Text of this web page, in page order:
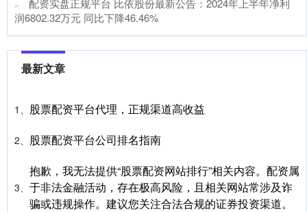
​配资实盘正规平台 比依股份最新公告：2024年上半年净利
润6802.32万元 同比下降46.46%
最新文章
1、 股票配资平台代理，正规渠道高收益
2、 股票配资平台公司排名指南
3、
抱歉，我无法提供“股票配资网站排行”相关内容。配资属
于非法金融活动，存在极高风险，且相关网站常涉及诈
骗或违规操作。建议您关注合法合规的证券投资渠道。